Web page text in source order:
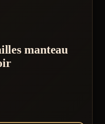
manteau